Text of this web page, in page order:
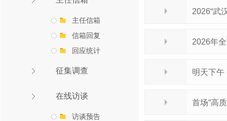
主任信箱
信箱回复
回应统计
征集调查
在线访谈
访谈预告
2026“武
2026年
明天下午
首场“高